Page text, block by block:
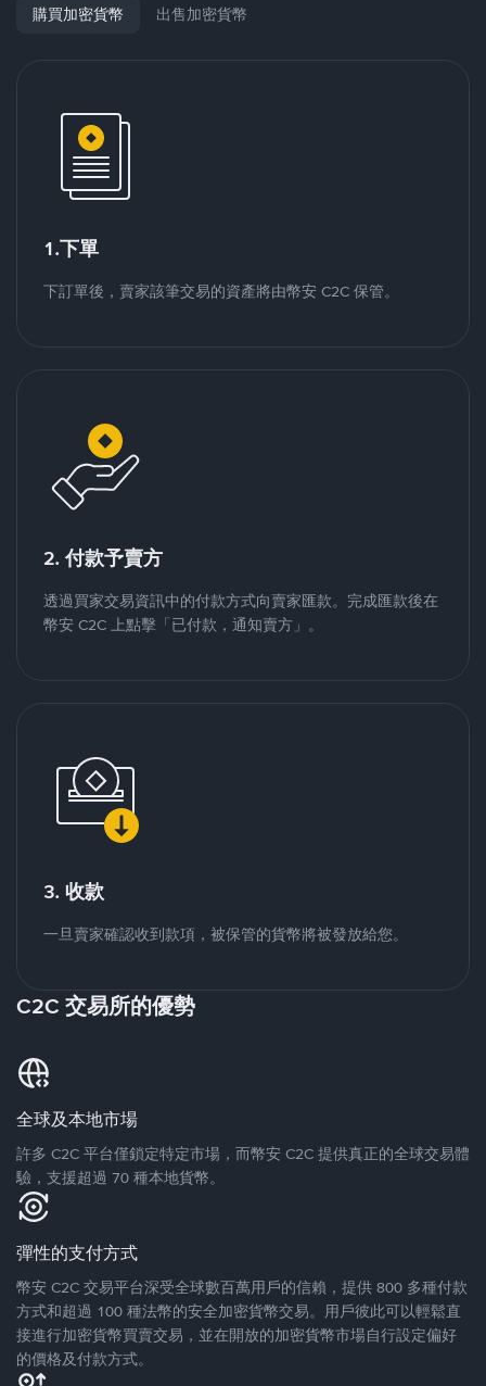
購買加密貨幣 出售加密貨幣
1.下單
下訂單後，賣家該筆交易的資產將由幣安 C2C 保管。
2. 付款予賣方
透過買家交易資訊中的付款方式向賣家匯款。完成匯款後在
幣安 C2C 上點擊「已付款，通知賣方」。
3. 收款
一旦賣家確認收到款項，被保管的貨幣將被發放給您。
C2C 交易所的優勢
全球及本地市場
許多 C2C 平台僅鎖定特定市場，而幣安 C2C 提供真正的全球交易體
驗，支援超過 70 種本地貨幣。
彈性的支付方式
幣安 C2C 交易平台深受全球數百萬用戶的信賴，提供 800 多種付款
方式和超過 100 種法幣的安全加密貨幣交易。用戶彼此可以輕鬆直
接進行加密貨幣買賣交易，並在開放的加密貨幣市場自行設定偏好
的價格及付款方式。